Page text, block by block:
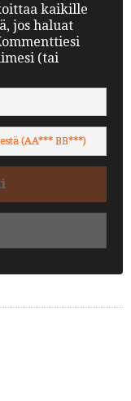
kaikille
jos haluat
(tai
(AA*** BB***)